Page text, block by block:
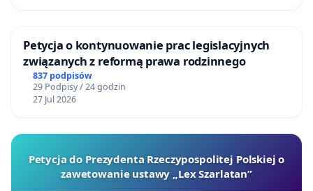
Petycja o kontynuowanie prac legislacyjnych
związanych z reformą prawa rodzinnego
837 podpisów
29 Podpisy / 24 godzin
27 Jul 2026
Petycja do Prezydenta Rzeczypospolitej Polskiej o
zawetowanie ustawy „Lex Szarlatan”